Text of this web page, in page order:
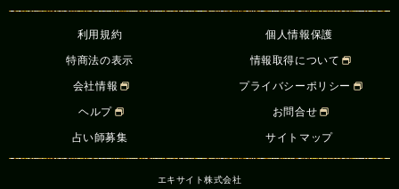
利用規約
個人情報保護
特商法の表示
情報取得について
会社情報
プライバシーポリシー
ヘルプ
お問合せ
占い師募集
サイトマップ
エキサイト株式会社